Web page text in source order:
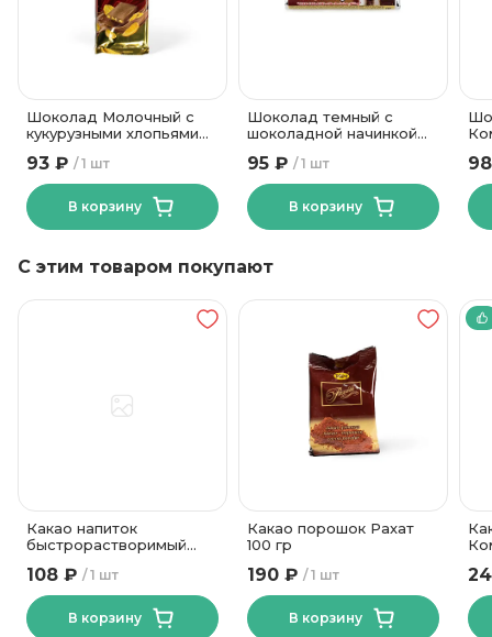
Углеводы, в граммах (на 100г)
80
Шоколад Молочный с
кукурузными хлопьями
1 шт
93 ₽
В корзину
Шоколад темный с
шоколадной начинкой
1 шт
95 ₽
В корзину
С этим товаром покупают
Какао напиток
быстрорастворимый
1 шт
108 ₽
В корзину
Какао порошок Рахат
100 гр
1 шт
190 ₽
В корзину